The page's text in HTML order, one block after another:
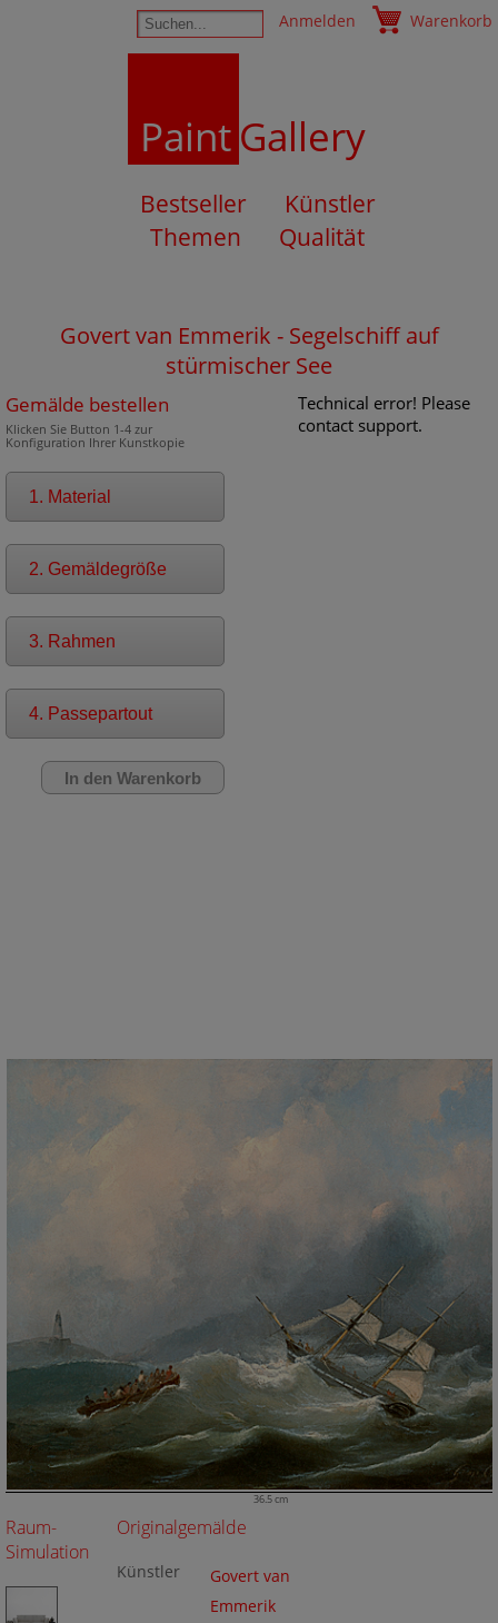
Anmelden Warenkorb
PaintGallery
Bestseller
Künstler
Themen
Qualität
Govert van Emmerik - Segelschiff auf
stürmischer See
Gemälde bestellen
Klicken Sie Button 1-4 zur
Konfiguration Ihrer Kunstkopie
1. Material
2. Gemäldegröße
3. Rahmen
4. Passepartout
36.5 cm
Technical error! Please
contact support.
Raum-
Simulation
Originalgemälde
Künstler
Govert van
Emmerik